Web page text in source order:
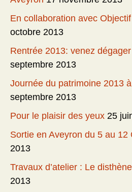
En collaboration avec
octobre 2013
Rentrée 2013: venez
septembre 2013
Journée du patrimoine 2013
septembre 2013
Pour le plaisir des yeux 25
Sortie en Aveyron du 5 au 12
2013
Travaux d’atelier : Le
2013